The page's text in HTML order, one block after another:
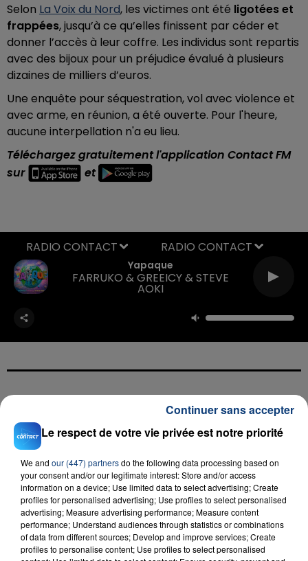
Selon La Voix du Nord, les victimes ont été ligotées et
frappées, jusqu’à ce qu’elles finissent par céder et
donner l’accès à leur coffre. Les individus sont repartis
avec des bijoux pour un préjudice évalué à plusieurs
dizaines de milliers d’euros.
Une enquête pour séquestration, vol avec violence et
avec arme, en réunion, a été ouverte. Pour l'heure,
aucune interpellation n'a eu lieu.
Téléchargez gratuitement l'application Contact FM
sur
et
Yapaque
FARRUKO & GREEICY & STEVE
AOKI
RADIO CONTACT
23 juillet 2026
INCENDIE MORTEL À LENS : UNE FEMME ET
Le respect de votre vie privée est notre priorité
We and our (447) partnersdo the following data processing based on
your consent and/or our legitimate interest: Store and/or access
information on a device; Use limited data to select advertising; Create
profiles for personalised advertising; Use profiles to select personalised
advertising; Measure advertising performance; Measure content
performance; Understand audiences through statistics or combinations
of data from different sources; Develop and improve services; Create
profiles to personalise content; Use profiles to select personalised
Continuer sans accepter